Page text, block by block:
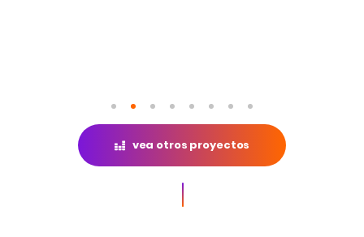
1 2 3 4 5 6 7 8
vea otros proyectos